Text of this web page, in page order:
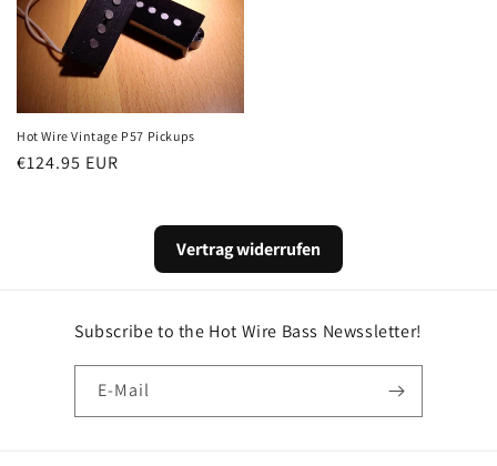
Hot Wire Vintage P57 Pickups
Normaler
€124.95 EUR
Vertrag widerrufen
Subscribe to the Hot Wire Bass Newssletter!
E-Mail